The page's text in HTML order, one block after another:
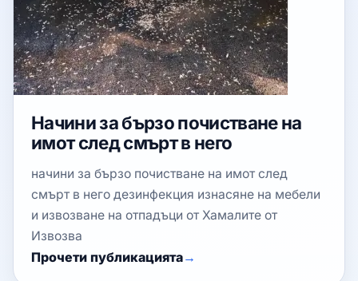
Начини за бързо почистване на
имот след смърт в него
начини за бързо почистване на имот след
смърт в него дезинфекция изнасяне на мебели
и извозване на отпадъци от Хамалите от
Извозва
Прочети публикацията